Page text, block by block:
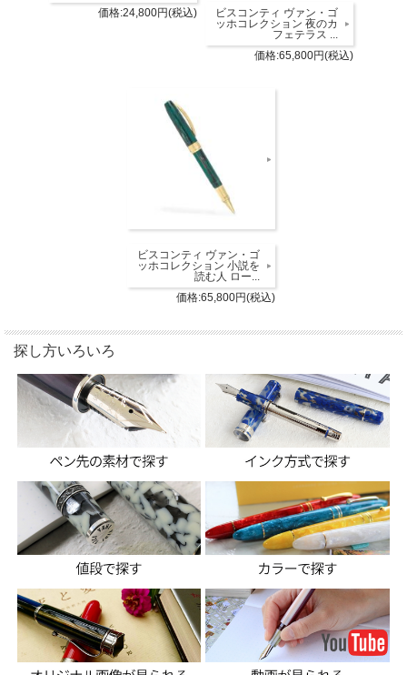
価格:24,800円(税込)
ビスコンティ ヴァン・ゴ
ッホコレクション 夜のカ
フェテラス ...
価格:65,800円(税込)
ビスコンティ ヴァン・ゴ
ッホコレクション 小説を
読む人 ロー...
価格:65,800円(税込)
探し方いろいろ